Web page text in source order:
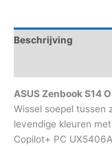
Beschrijving
ASUS Zenbook S14
Wissel soepel tussen
levendige kleuren
Copilot+ PC